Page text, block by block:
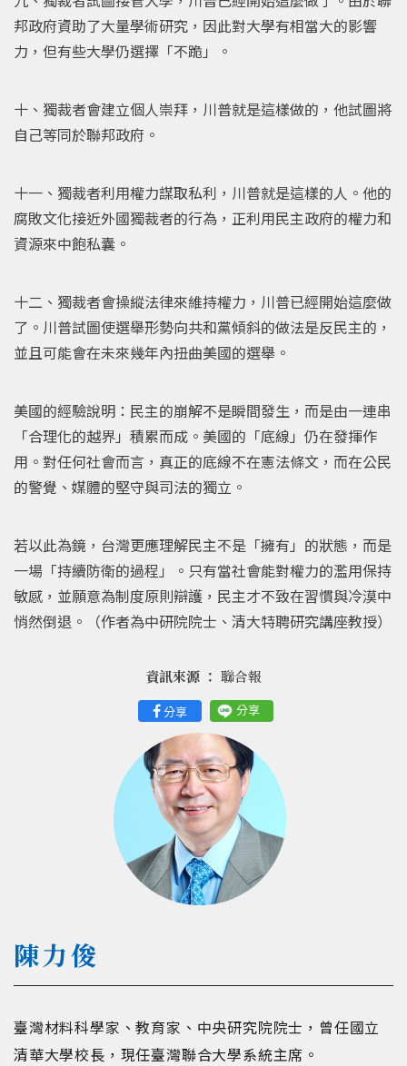
邦政府資助了大量學術研究，因此對大學有相當大的影響
力，但有些大學仍選擇「不跪」。
十、獨裁者會建立個人崇拜，川普就是這樣做的，他試圖將
自己等同於聯邦政府。
十一、獨裁者利用權力謀取私利，川普就是這樣的人。他的
腐敗文化接近外國獨裁者的行為，正利用民主政府的權力和
資源來中飽私囊。
十二、獨裁者會操縱法律來維持權力，川普已經開始這麼做
了。川普試圖使選舉形勢向共和黨傾斜的做法是反民主的，
並且可能會在未來幾年內扭曲美國的選舉。
美國的經驗說明：民主的崩解不是瞬間發生，而是由一連串
「合理化的越界」積累而成。美國的「底線」仍在發揮作
用。對任何社會而言，真正的底線不在憲法條文，而在公民
的警覺、媒體的堅守與司法的獨立。
若以此為鏡，台灣更應理解民主不是「擁有」的狀態，而是
一場「持續防衛的過程」。只有當社會能對權力的濫用保持
敏感，並願意為制度原則辯護，民主才不致在習慣與冷漠中
悄然倒退。（作者為中研院院士、清大特聘研究講座教授）
分享 分享
資訊來源 ： 聯合報
陳力俊
臺灣材料科學家、教育家、中央研究院院士，曾任國立
清華大學校長，現任臺灣聯合大學系統主席。